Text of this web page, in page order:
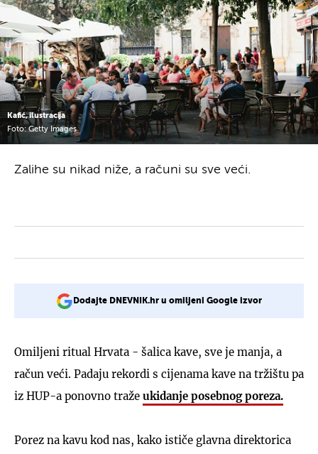
Kafić, ilustracija
Foto: Getty Images
Zalihe su nikad niže, a računi su sve veći.
Dodajte DNEVNIK.hr u omiljeni Google izvor
Omiljeni ritual Hrvata - šalica kave, sve je manja, a
račun veći. Padaju rekordi s cijenama kave na tržištu pa
iz HUP-a ponovno traže ukidanje posebnog poreza.
Porez na kavu kod nas, kako ističe glavna direktorica